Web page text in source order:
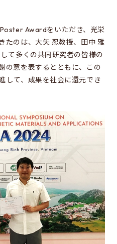
Awardをいただき、光栄
たのは、大矢 忍教授、田中 雅
て多くの共同研究者の皆様の
の意を表するとともに、この
して、成果を社会に還元でき